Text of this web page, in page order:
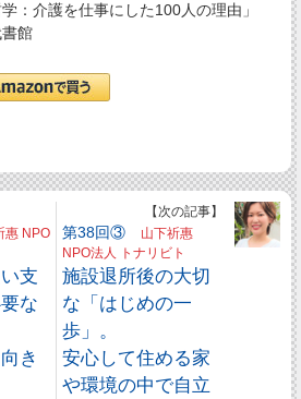
：介護を仕事にした100人の理由」
館
惠 NPO
支
な
き
【次の記事】
第38回③
山下祈惠
NPO法人 トナリビト
施設退所後の大切
な「はじめの一
歩」。
安心して住める家
や環境の中で自立